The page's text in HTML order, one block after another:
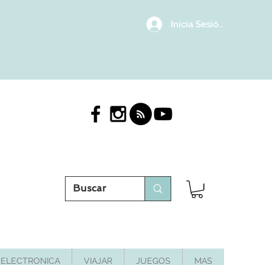
Inicia Sesión/
ELECTRONICA VIAJAR JUEGOS MAS